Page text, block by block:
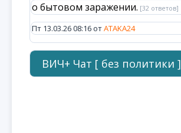
о бытовом заражении. [32 ответов]
Пт 13.03.26 08:16 отATAKA24
ВИЧ+ Чат [ без политики ]